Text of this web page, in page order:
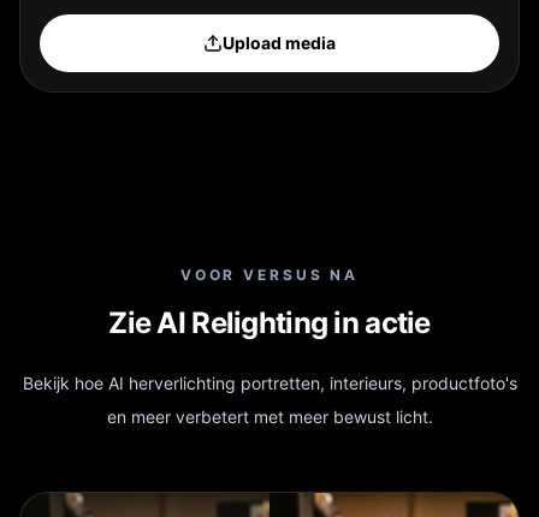
Upload media
VOOR VERSUS NA
Zie AI Relighting in actie
Bekijk hoe AI herverlichting portretten, interieurs, productfoto's
en meer verbetert met meer bewust licht.